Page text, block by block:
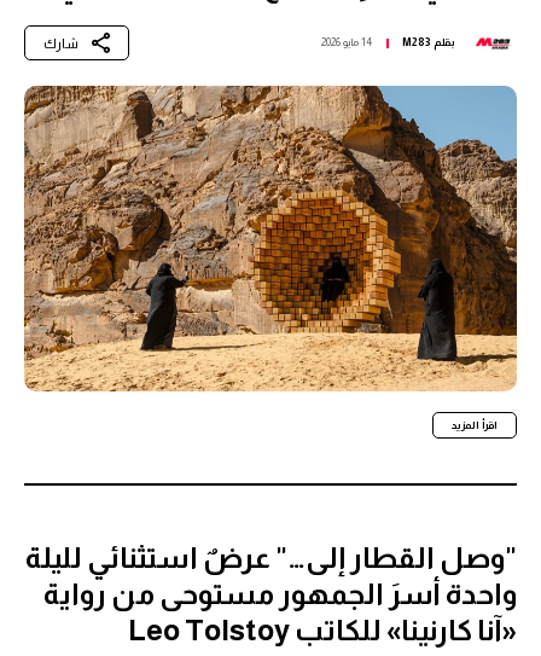
بقلم M283 14 مايو 2026 شارك
اقرأ المزيد
"وصل القطار إلى…" عرضٌ استثنائي لليلة
واحدة أسرَ الجمهور مستوحى من رواية
«آنا كارنينا» للكاتب Leo Tolstoy